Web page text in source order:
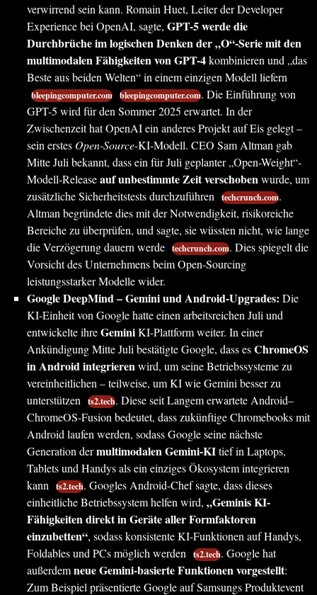
verwirrend sein kann. Romain Huet, Leiter der Developer
Experience bei OpenAI, sagte, GPT-5 werde die
Durchbrüche im logischen Denken der „O“-Serie mit den
multimodalen Fähigkeiten von GPT-4kombinieren und „das
Beste aus beiden Welten“ in einem einzigen Modell liefern
bleepingcomputer.com bleepingcomputer.com. Die Einführung von
GPT-5 wird für den Sommer 2025 erwartet. In der
Zwischenzeit hat OpenAI ein anderes Projekt auf Eis gelegt –
sein erstes Open-Source-KI-Modell. CEO Sam Altman gab
Mitte Juli bekannt, dass ein für Juli geplanter „Open-Weight“-
Modell-Releaseauf unbestimmte Zeit verschobenwurde, um
zusätzliche Sicherheitstests durchzuführen
techcrunch.com.
Altman begründete dies mit der Notwendigkeit, risikoreiche
Bereiche zu überprüfen, und sagte, sie wüssten nicht, wie lange
die Verzögerung dauern werde techcrunch.com. Dies spiegelt die
Vorsicht des Unternehmens beim Open-Sourcing
leistungsstarker Modelle wider.
Google DeepMind – Gemini und Android-Upgrades: Die
KI-Einheit von Google hatte einen arbeitsreichen Juli und
entwickelte ihreGeminiKI-Plattform weiter. In einer
Ankündigung Mitte Juli bestätigte Google, dass esChromeOS
in Android integrierenwird, um seine Betriebssysteme zu
vereinheitlichen – teilweise, um KI wie Gemini besser zu
unterstützen
ts2.tech. Diese seit Langem erwartete Android–
ChromeOS-Fusion bedeutet, dass zukünftige Chromebooks mit
Android laufen werden, sodass Google seine nächste
Generation dermultimodalen Gemini-KItief in Laptops,
Tablets und Handys als ein einziges Ökosystem integrieren
kann
ts2.tech. Googles Android-Chef sagte, dass dieses
einheitliche Betriebssystem helfen wird, „Geminis KI-
Fähigkeiten direkt in Geräte aller Formfaktoren
einzubetten“, sodass konsistente KI-Funktionen auf Handys,
Foldables und PCs möglich werden
ts2.tech. Google hat
außerdemneue Gemini-basierte Funktionen vorgestellt:
Zum Beispiel präsentierte Google auf Samsungs Produktevent